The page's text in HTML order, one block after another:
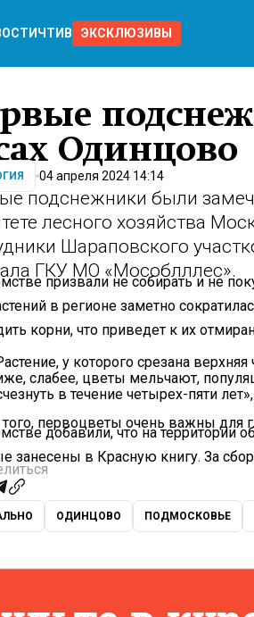
ЧТИВО ЭКСКЛЮЗИВЫ
Одинцово
04 апреля 2024 14:14
подснежники были
лесного хозяйства
Шараповского
ГКУ МО «Мособлллес».
призвали не собирать и не
в регионе заметно
корни, что приведет к их
у которого срезана
слабее, цветы мельчают,
в течение четырех-пяти
первоцветы очень важны для
добавили, что на территории
занесены в Красную книгу. За
ОДИНЦОВО ПОДМОСКОВЬЕ